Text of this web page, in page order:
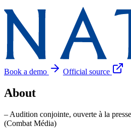
Book a demo
Official source
About
– Audition conjointe, ouverte à la
(Combat Média)